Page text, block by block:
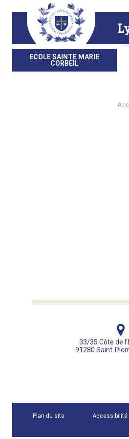
contenu.
ECOLE SAINTE MARIE
CORBEIL
33/35 Côte de
91280 Saint-
Plan du site Accessibilité